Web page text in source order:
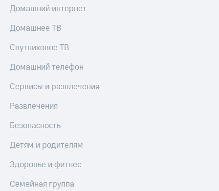
Домашний интернет
Домашнее ТВ
Спутниковое ТВ
Домашний телефон
Сервисы и развлечения
Развлечения
Безопасность
Детям и родителям
Здоровье и фитнес
Семейная группа